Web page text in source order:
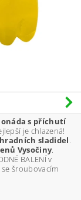
s příchutí
je chlazená!
sladidel.
Vysočiny.
BALENÍ v
šroubovacím